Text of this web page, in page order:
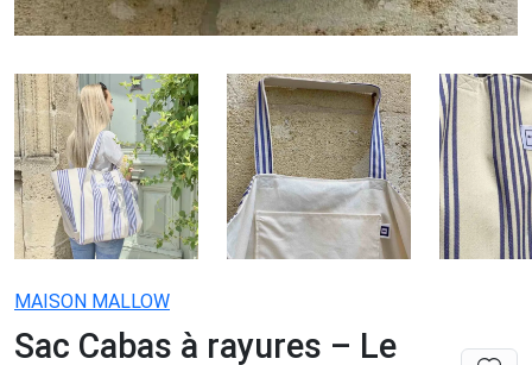
MAISON MALLOW
Sac Cabas à rayures – Le